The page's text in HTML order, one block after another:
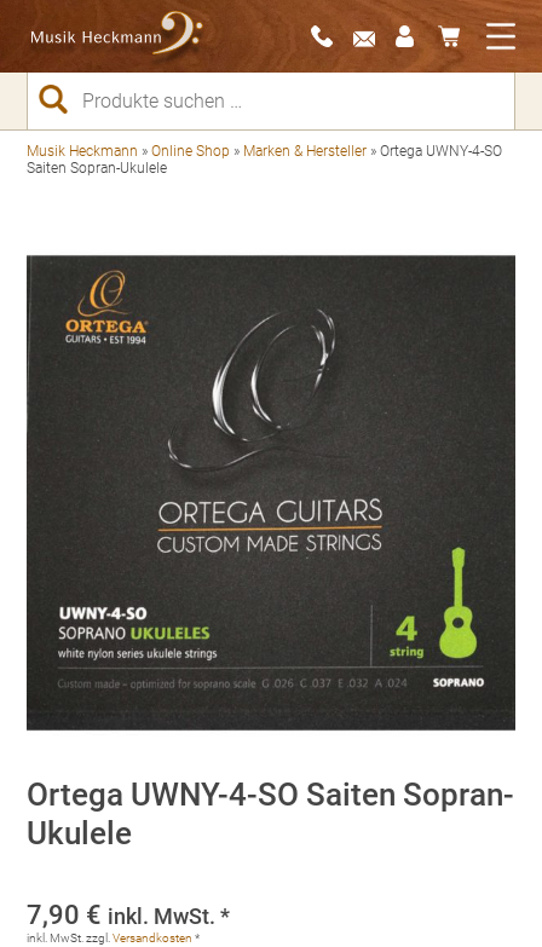
Suchen
nach:
Musik Heckmann »Online Shop » Marken & Hersteller »Ortega UWNY-4-SO
Saiten Sopran-Ukulele
Ortega UWNY-4-SO Saiten Sopran-
Ukulele
7,90 € inkl. MwSt. *
inkl. MwSt. zzgl.Versandkosten *